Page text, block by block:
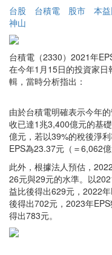
台股
台積電 股市 本
神山
台積電（2330）2021年
在今年1月15日的投資家
輯，當時分析指出：
由於台積電明確表示今年
收已達1兆3,400億元的基
億元，若以39%的稅後淨
EPS為23.37元（＝6,062
此外，根據法人預估，
26元與29元的水準。以
益比後得出629元，2022
後得出702元，2023年
得出783元。